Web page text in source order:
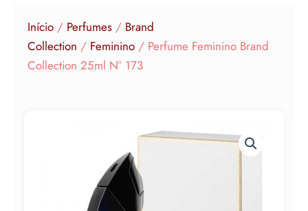
Início / Perfumes / Brand
Collection / Feminino / Perfume Feminino Brand
Collection 25ml N° 173